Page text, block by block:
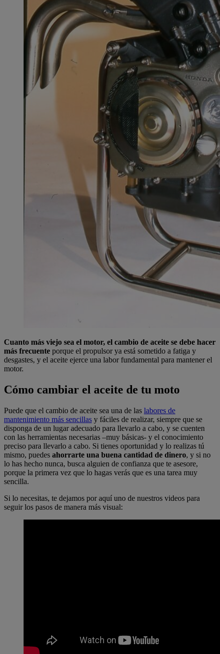
Cuanto más viejo sea el motor, el cambio de aceite se debe hacer
más frecuente porque el propulsor ya está sometido a fatiga y
desgastes, y el aceite ejerce una labor fundamental para mantener el
motor.
Cómo cambiar el aceite de tu moto
Puede que el cambio de aceite sea una de las labores de
mantenimiento más sencillas y fáciles de realizar, siempre que se
disponga de un lugar adecuado para llevarlo a cabo, y se cuenten
con las herramientas necesarias –muy básicas- y el conocimiento
preciso para llevarlo a cabo. Si tienes oportunidad y lo realizas tú
mismo, puedes ahorrarte una buena cantidad de dinero, y si no
lo has hecho nunca, busca alguien de confianza que te asesore,
porque la primera vez que lo hagas verás que es una tarea muy
sencilla.
Si lo necesitas, te dejamos por aquí uno de nuestros videos para
seguir los pasos de manera más visual: